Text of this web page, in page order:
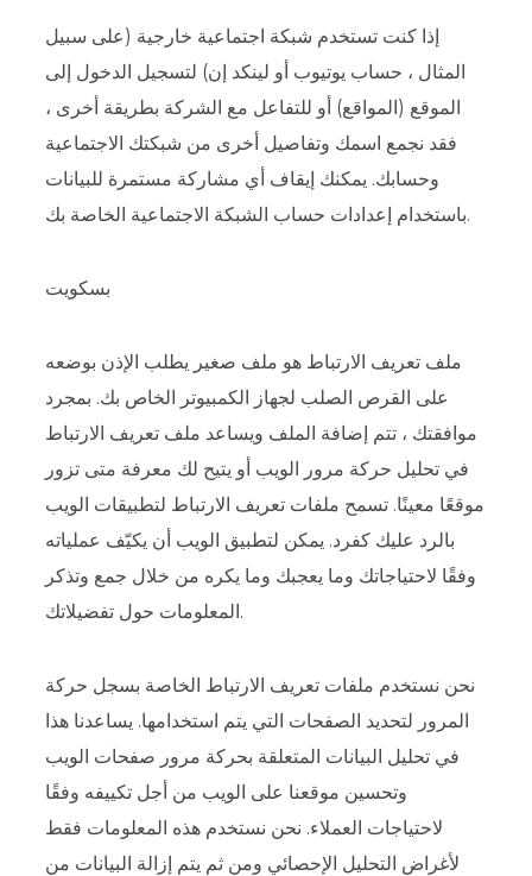
إذا كنت تستخدم شبكة اجتماعية خارجية (على سبيل
المثال ، حساب يوتيوب أو لينكد إن) لتسجيل الدخول إلى
الموقع (المواقع) أو للتفاعل مع الشركة بطريقة أخرى ،
فقد نجمع اسمك وتفاصيل أخرى من شبكتك الاجتماعية
وحسابك. يمكنك إيقاف أي مشاركة مستمرة للبيانات
باستخدام إعدادات حساب الشبكة الاجتماعية الخاصة بك.
بسكويت
ملف تعريف الارتباط هو ملف صغير يطلب الإذن بوضعه
على القرص الصلب لجهاز الكمبيوتر الخاص بك. بمجرد
موافقتك ، تتم إضافة الملف ويساعد ملف تعريف الارتباط
في تحليل حركة مرور الويب أو يتيح لك معرفة متى تزور
موقعًا معينًا. تسمح ملفات تعريف الارتباط لتطبيقات الويب
بالرد عليك كفرد. يمكن لتطبيق الويب أن يكيّف عملياته
وفقًا لاحتياجاتك وما يعجبك وما يكره من خلال جمع وتذكر
المعلومات حول تفضيلاتك.
نحن نستخدم ملفات تعريف الارتباط الخاصة بسجل حركة
المرور لتحديد الصفحات التي يتم استخدامها. يساعدنا هذا
في تحليل البيانات المتعلقة بحركة مرور صفحات الويب
وتحسين موقعنا على الويب من أجل تكييفه وفقًا
لاحتياجات العملاء. نحن نستخدم هذه المعلومات فقط
لأغراض التحليل الإحصائي ومن ثم يتم إزالة البيانات من